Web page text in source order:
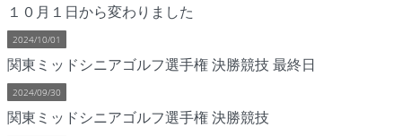
１０月１日から変わりました
2024/10/01
関東ミッドシニアゴルフ選手権 決勝競技 最終日
2024/09/30
関東ミッドシニアゴルフ選手権 決勝競技